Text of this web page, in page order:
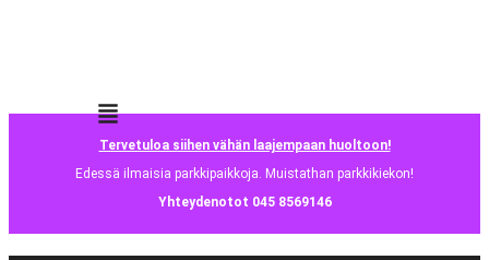
Tervetuloa siihen vähän laajempaan huoltoon!
Edessä ilmaisia parkkipaikkoja. Muistathan parkkikiekon!
Yhteydenotot 045 8569146